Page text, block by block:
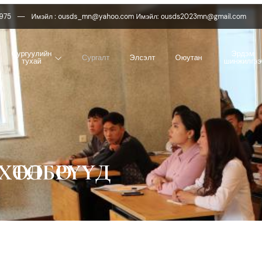
Имэйл : ousds_mn@yahoo.com Имэйл: ousds2023mn@gmail.com
Сургуулийн
тухай Сургалт Элсэлт Оюутан Эрдэм
шинжилгээ